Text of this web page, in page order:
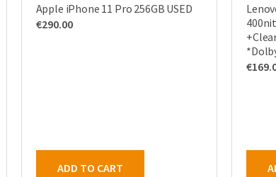
Apple iPhone 11 Pro 256GB USED
€290.00
ADD TO CART
€